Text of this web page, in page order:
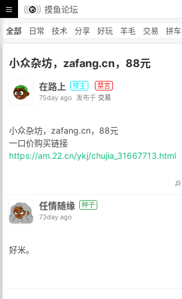
摸鱼论坛
全部 日常 技术 分享 好玩 羊毛 交易 拼车
小众杂坊，zafang.cn，88元
在路上 楼主
禁言
75day ago
发布于 交易
小众杂坊，zafang.cn，88元
一口价购买链接
https://am.22.cn/ykj/chujia_31667713.html
任情随缘
种子
73day ago
好米。